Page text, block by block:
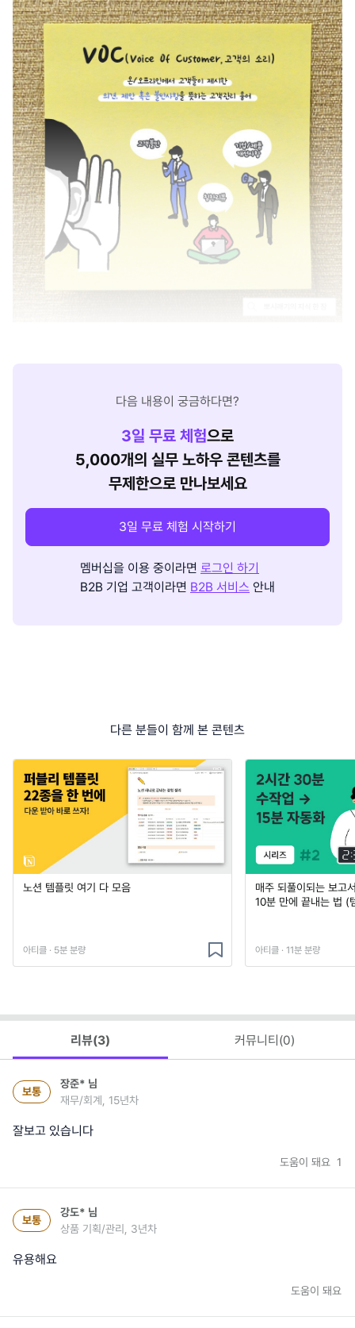
다음 내용이 궁금하다면?
3일 무료 체험으로
5,000개의 실무 노하우 콘텐츠를
무제한으로 만나보세요
3일 무료 체험 시작하기
멤버십을 이용 중이라면 로그인 하기
B2B 기업 고객이라면 B2B 서비스 안내
다른 분들이 함께 본 콘텐츠
노션 템플릿 여기 다 모음
아티클 · 5분 분량
매주 되풀이되는 보고
10분 만에 끝내는 법 (
아티클 · 11분 분량
리뷰(3) 커뮤니티(0)
보통
장준* 님
재무/회계, 15년차
잘보고 있습니다
도움이 돼요 1
보통
강도* 님
상품 기획/관리, 3년차
유용해요
도움이 돼요